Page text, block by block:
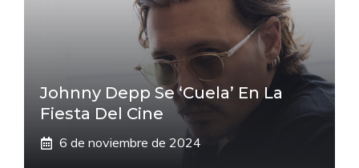
Johnny Depp Se ‘cuela’ En La
Fiesta Del Cine
6 de noviembre de 2024